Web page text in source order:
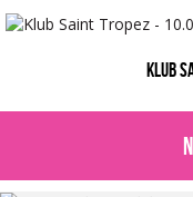
KLUB